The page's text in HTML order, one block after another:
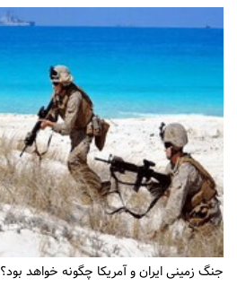
جنگ زمینی ایران و آمریکا چگونه خواهد بود؟